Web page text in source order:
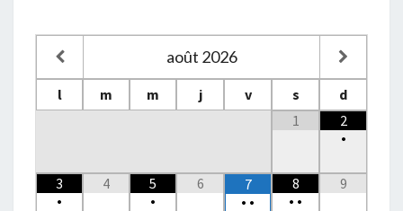
août 2026
l m m j v s
d
1
2
•
3
•
4
5
•
6
7
• •
8
• •
9